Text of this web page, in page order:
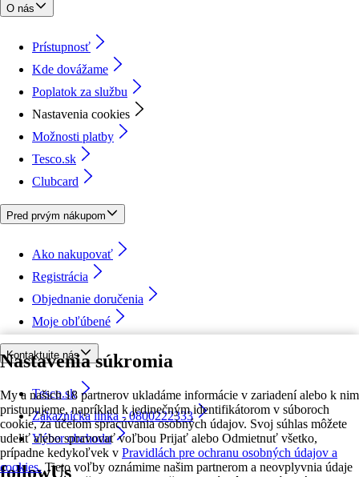
Nastavenia súkromia
My a našich 18 partnerov ukladáme informácie v zariadení alebo k nim
pristupujeme, napríklad k jedinečným identifikátorom v súboroch
cookie, za účelom spracúvania osobných údajov. Svoj súhlas môžete
udeliť alebo spravovať voľbou Prijať alebo Odmietnuť všetko,
prípadne kedykoľvek v Pravidlách pre ochranu osobných údajov a
cookies. Tieto voľby oznámime našim partnerom a neovplyvnia údaje
O nás
Prístupnosť
Kde dovážame
Poplatok za službu
Nastavenia cookies
Možnosti platby
Tesco.sk
Clubcard
Pred prvým nákupom
Ako nakupovať
Registrácia
Objednanie doručenia
Moje obľúbené
Kontaktujte nás
Tesco.sk
Zákaznícka linka - 0800222333
Výber obchodu
followUs